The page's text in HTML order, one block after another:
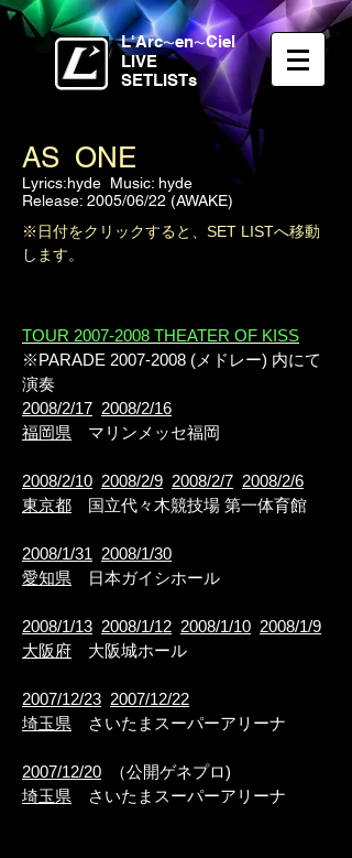
L'Arc〜en〜Ciel
LIVE
SETLISTs
AS ONE
Lyrics:hyde Music: hyde
Release: 2005/06/22 (AWAKE)
※日付をクリックすると、SET LISTへ移動
します。
TOUR 2007-2008 THEATER OF KISS
※PARADE 2007-2008 (メドレー) 内にて
演奏
2008/2/17 2008/2/16
福岡県 マリンメッセ福岡
2008/2/10 2008/2/9 2008/2/7 2008/2/6
東京都 国立代々木競技場 第一体育館
2008/1/31 2008/1/30
愛知県 日本ガイシホール
2008/1/13 2008/1/12 2008/1/10 2008/1/9
大阪府 大阪城ホール
2007/12/23 2007/12/22
埼玉県 さいたまスーパーアリーナ
2007/12/20 （公開ゲネプロ)
埼玉県 さいたまスーパーアリーナ